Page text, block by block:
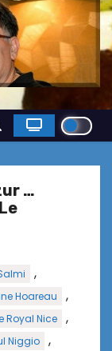
…
,
Hoareau ,
Royal Nice ,
Niggio ,